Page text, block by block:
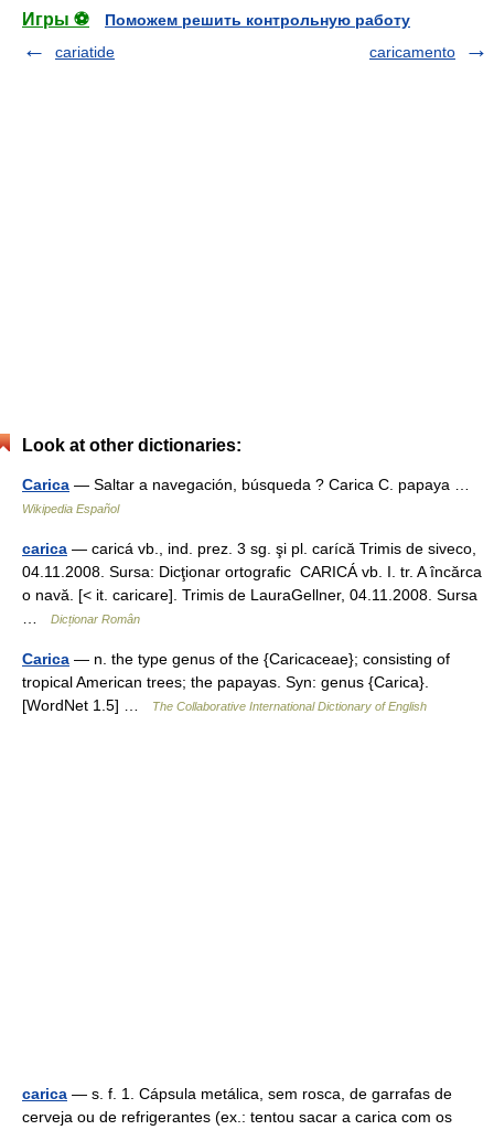
Игры ⚽
Поможем решить контрольную работу
cariatide
caricamento
Look at other dictionaries:
Carica — Saltar a navegación, búsqueda ? Carica C. papaya …
Wikipedia Español
carica — caricá vb., ind. prez. 3 sg. şi pl. carícă Trimis de siveco,
04.11.2008. Sursa: Dicţionar ortografic CARICÁ vb. I. tr. A încărca
o navă. [< it. caricare]. Trimis de LauraGellner, 04.11.2008. Sursa
Dicționar Român
Carica — n. the type genus of the {Caricaceae}; consisting of
tropical American trees; the papayas. Syn: genus {Carica}.
[WordNet 1.5] …
The Collaborative International Dictionary of English
carica — s. f. 1. Cápsula metálica, sem rosca, de garrafas de
cerveja ou de refrigerantes (ex.: tentou sacar a carica com os